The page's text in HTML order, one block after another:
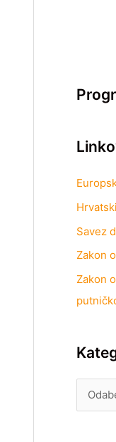
Savez
Zakon
Zakon